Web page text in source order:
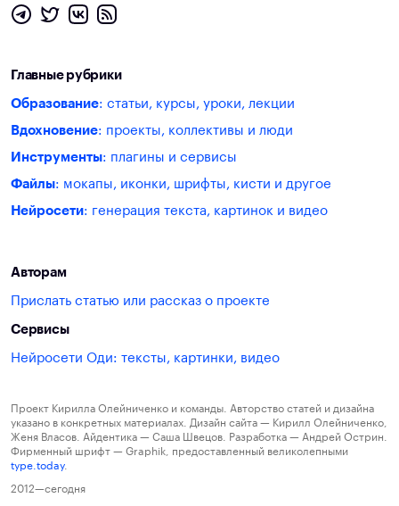
Главные рубрики
Образование: статьи, курсы, уроки, лекции
Вдохновение: проекты, коллективы и люди
Инструменты: плагины и сервисы
Файлы: мокапы, иконки, шрифты, кисти и другое
Нейросети: генерация текста, картинок и видео
Авторам
Прислать статью или рассказ о проекте
Сервисы
Нейросети Оди: тексты, картинки, видео
Проект Кирилла Олейниченко и команды. Авторство статей и дизайна
указано в конкретных материалах. Дизайн сайта — Кирилл Олейниченко,
Женя Власов. Айдентика — Саша Швецов. Разработка — Андрей Острин.
Фирменный шрифт — Graphik, предоставленный великолепными
type.today.
2012—сегодня